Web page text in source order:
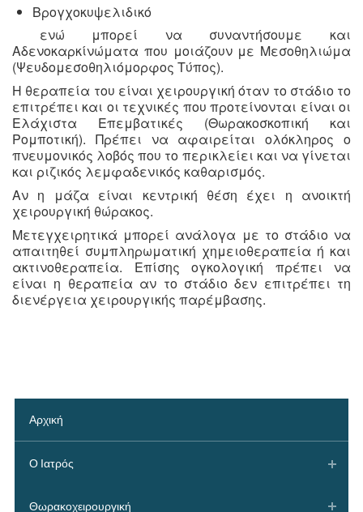
Βρογχοκυψελιδικό
ενώ μπορεί να συναντήσουμε και
Αδενοκαρκίνώματα που μοιάζουν με Μεσοθηλιώμα
(Ψευδομεσοθηλιόμορφος Τύπος).
Η θεραπεία του είναι χειρουργική όταν το στάδιο το
επιτρέπει και οι τεχνικές που προτείνονται είναι οι
Ελάχιστα Επεμβατικές (Θωρακοσκοπική και
Ρομποτική). Πρέπει να αφαιρείται ολόκληρος ο
πνευμονικός λοβός που το περικλείει και να γίνεται
και ριζικός λεμφαδενικός καθαρισμός.
Αν η μάζα είναι κεντρική θέση έχει η ανοικτή
χειρουργική θώρακος.
Μετεγχειρητικά μπορεί ανάλογα με το στάδιο να
απαιτηθεί συμπληρωματική χημειοθεραπεία ή και
ακτινοθεραπεία. Επίσης ογκολογική πρέπει να
είναι η θεραπεία αν το στάδιο δεν επιτρέπει τη
διενέργεια χειρουργικής παρέμβασης.
Αρχική
Ο Ιατρός
Θωρακοχειρουργική